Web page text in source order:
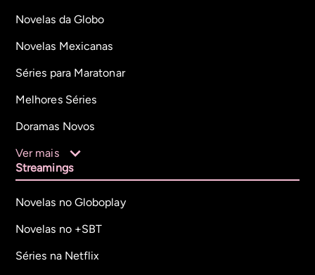
Novelas da Globo
Novelas Mexicanas
Séries para Maratonar
Melhores Séries
Doramas Novos
Ver mais
Streamings
Novelas no Globoplay
Novelas no +SBT
Séries na Netflix